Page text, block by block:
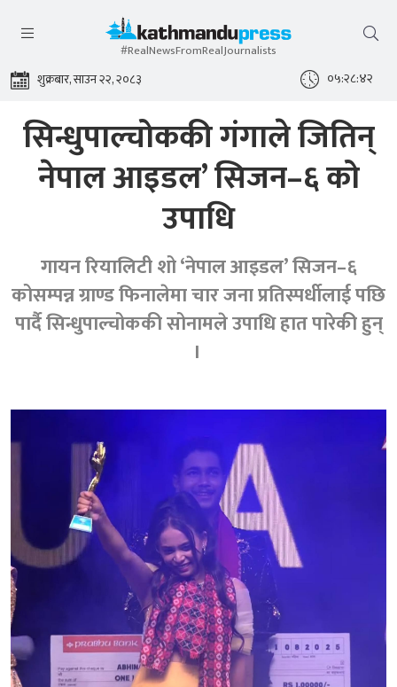
#RealNewsFromRealJournalists
शुक्रबार, साउन २२, २०८३ ०५:२८:४२
सिन्धुपाल्चोककी गंगाले जितिन्
नेपाल आइडल’ सिजन–६ को
उपाधि
गायन रियालिटी शो ‘नेपाल आइडल’ सिजन–६
कोसम्पन्न ग्राण्ड फिनालेमा चार जना प्रतिस्पर्धीलाई पछि
पार्दै सिन्धुपाल्चोककी सोनामले उपाधि हात पारेकी हुन्
।